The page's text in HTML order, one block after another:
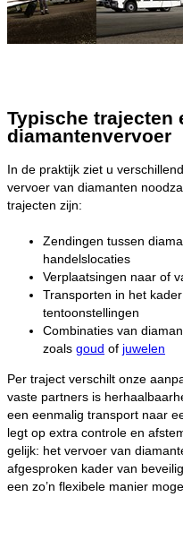
Typische trajecten
diamantenvervoer
In de praktijk ziet u
vervoer van diamanten
trajecten zijn:
Zendingen tussen
handelslocaties
Verplaatsingen naar of
Transporten in het
tentoonstellingen
Combinaties van
zoals goud of juwelen
Per traject verschilt onze
vaste partners is
een eenmalig transport naar
legt op extra controle en
gelijk: het vervoer van
afgesproken kader van
een zo’n flexibele manier